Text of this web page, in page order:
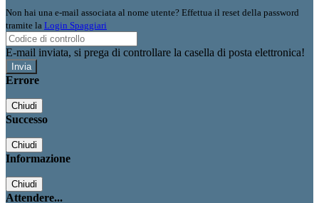
Non hai una e-mail associata al nome utente? Effettua il reset della password
tramite la Login Spaggiari
E-mail inviata, si prega di controllare la casella di posta elettronica!
Errore
Chiudi
Successo
Chiudi
Informazione
Chiudi
Attendere...